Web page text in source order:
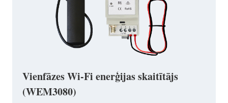
Vienfāzes Wi-Fi enerģijas skaitītājs
(WEM3080)